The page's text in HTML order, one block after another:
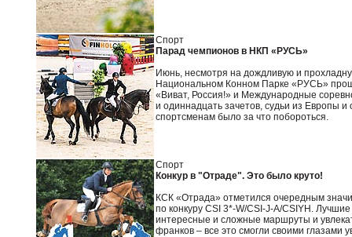
Спорт
Парад чемпионов в НКП «РУСЬ»
Июнь, несмотря на дождливую и
Национальном Конном Парке «РУСЬ»
«Виват, Россия!» и Международные
и одиннадцать зачетов, судьи из Европы
спортсменам было за что побороться.
Спорт
Конкур в "Отраде". Это было круто!
КСК «Отрада» отметился очередным
по конкуру CSI 3*-W/CSI-J-A/CSIYH.
интересные и сложные маршруты и
франков – все это смогли своими глазами